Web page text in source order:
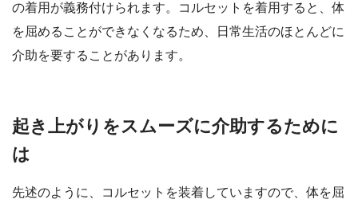
の着用が義務付けられます。コルセットを着用すると、体
を屈めることができなくなるため、日常生活のほとんどに
介助を要することがあります。
起き上がりをスムーズに介助するために
は
先述のように、コルセットを装着していますので、体を屈